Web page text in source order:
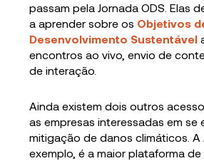
passam pela Jornada ODS. Elas
a aprender sobre os Objetivos
Desenvolvimento Sustentável
encontros ao vivo, envio de
de interação.
Ainda existem dois outros
as empresas interessadas em se
mitigação de danos climáticos. A
exemplo, é a maior plataforma